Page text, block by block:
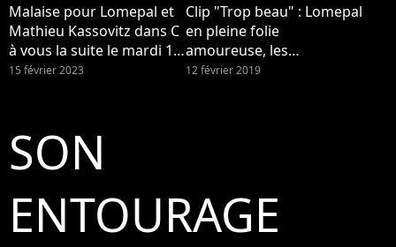
Malaise pour Lomepal et
Mathieu Kassovitz dans C
à vous la suite le mardi 14
février 2023 sur France 5
15 février 2023
Clip "Trop beau" : Lomepal
en pleine folie
amoureuse, les
internautes crient au chef
12 février 2019
SON
ENTOURAGE